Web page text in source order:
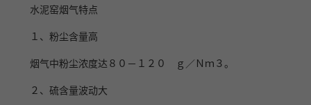
水泥窑烟气特点
１、粉尘含量高
烟气中粉尘浓度达８０－１２０ ｇ／Ｎｍ３。
２、硫含量波动大